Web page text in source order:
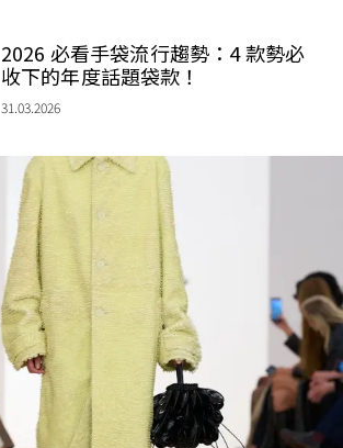
2026 必看手袋流行趨勢：4 款勢必
收下的年度話題袋款！
31.03.2026